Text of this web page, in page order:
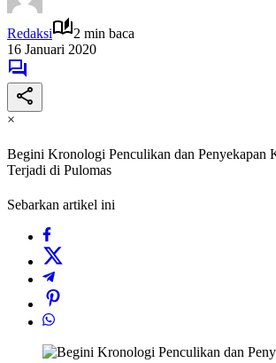
Redaksi
2 min baca
16 Januari 2020
×
Begini Kronologi Penculikan dan Penyekapan
Terjadi di Pulomas
Sebarkan artikel ini